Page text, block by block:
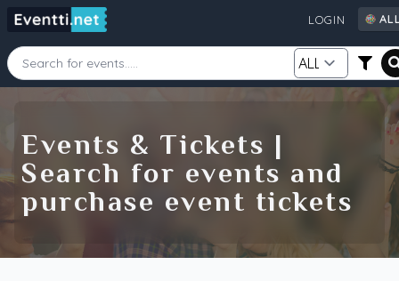
Source
LOGIN
AU
DE
FI
GB
IE
Events & Tickets |
Search for events and
purchase event tickets